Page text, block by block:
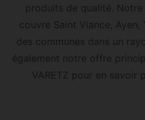
produits de qualité.
couvre Saint Viance,
des communes dans un
également notre offre
VARETZ pour en savoir